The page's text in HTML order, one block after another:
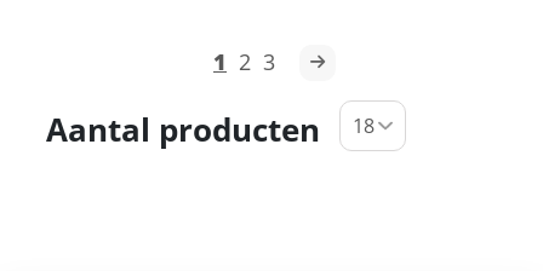
1 2 3
Aantal producten